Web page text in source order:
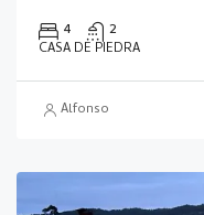
4 2
CASA DE PIEDRA
Alfonso